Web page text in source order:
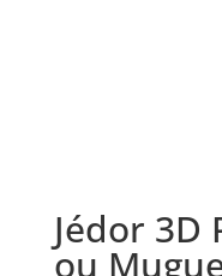
Jédor 3D
ou